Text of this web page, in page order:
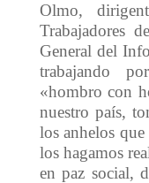
Olmo,
Trabajadores
General del
trabajando
«hombro con
nuestro país,
los anhelos
los hagamos
en paz social,